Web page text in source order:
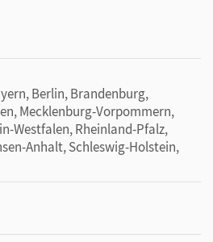
Berlin, Brandenburg,
Mecklenburg-Vorpommern,
Westfalen, Rheinland-Pfalz,
Anhalt, Schleswig-Holstein,